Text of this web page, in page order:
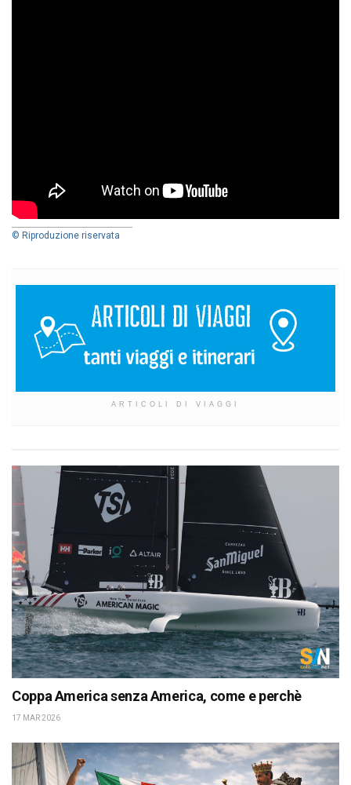
© Riproduzione riservata
ARTICOLI DI VIAGGI
Coppa America senza America, come e perchè
17 MAR 2026